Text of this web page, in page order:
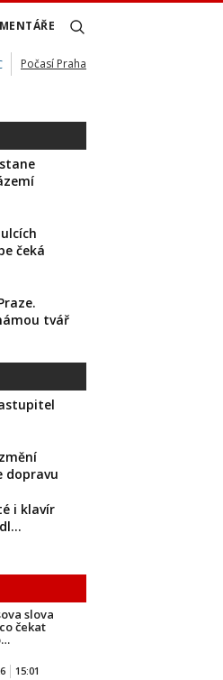
Počasí Praha
čeká
tvář
dopravu
i klavír
slova
čekat
15:01